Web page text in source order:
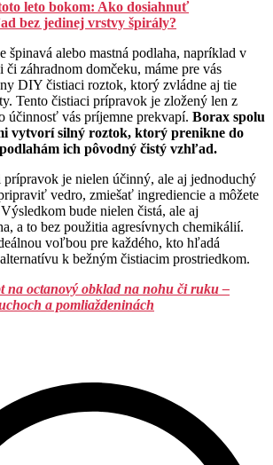
leto bokom: Ako dosiahnuť
bez jedinej vrstvy špirály?
špinavá alebo mastná podlaha, napríklad v
či záhradnom domčeku, máme pre vás
DIY čistiaci roztok, ktorý zvládne aj tie
Tento čistiaci prípravok je zložený len z
účinnosť vás príjemne prekvapí. Borax spolu
vytvorí silný roztok, ktorý prenikne do
ich pôvodný čistý vzhľad.
prípravok je nielen účinný, ale aj jednoduchý
vedro, zmiešať ingrediencie a môžete
bude nielen čistá, ale aj
a to bez použitia agresívnych chemikálií.
voľbou pre každého, kto hľadá
k bežným čistiacim prostriedkom.
na octanový obklad na nohu či ruku –
a pomliaždeninách